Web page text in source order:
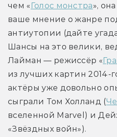
чем «Голос монстра»,
ваше мнение о жанре
антиутопии (дайте
Шансы на это велики,
Лайман — режиссёр «
из лучших картин 2014-
актёры уже довольно
сыграли Том Холланд (
вселенной Marvel) и
«Звёздных войн»).